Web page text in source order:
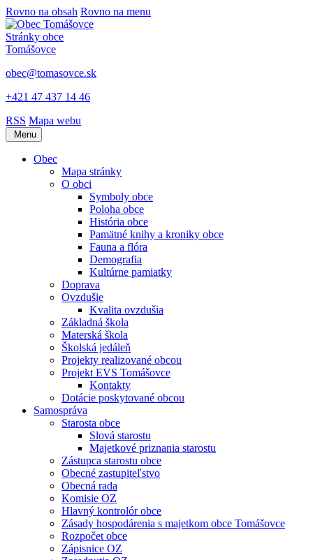
Rovno na obsah Rovno na menu
Stránky obce
Tomášovce
obec@tomasovce.sk
+421 47 437 14 46
RSS Mapa webu
Menu
Obec
Mapa stránky
O obci
Symboly obce
Poloha obce
História obce
Pamätné knihy a kroniky obce
Fauna a flóra
Demografia
Kultúrne pamiatky
Doprava
Ovzdušie
Kvalita ovzdušia
Základná škola
Materská škola
Školská jedáleň
Projekty realizované obcou
Projekt EVS Tomášovce
Kontakty
Dotácie poskytované obcou
Samospráva
Starosta obce
Slová starostu
Majetkové priznania starostu
Zástupca starostu obce
Obecné zastupiteľstvo
Obecná rada
Komisie OZ
Hlavný kontrolór obce
Zásady hospodárenia s majetkom obce Tomášovce
Rozpočet obce
Zápisnice OZ